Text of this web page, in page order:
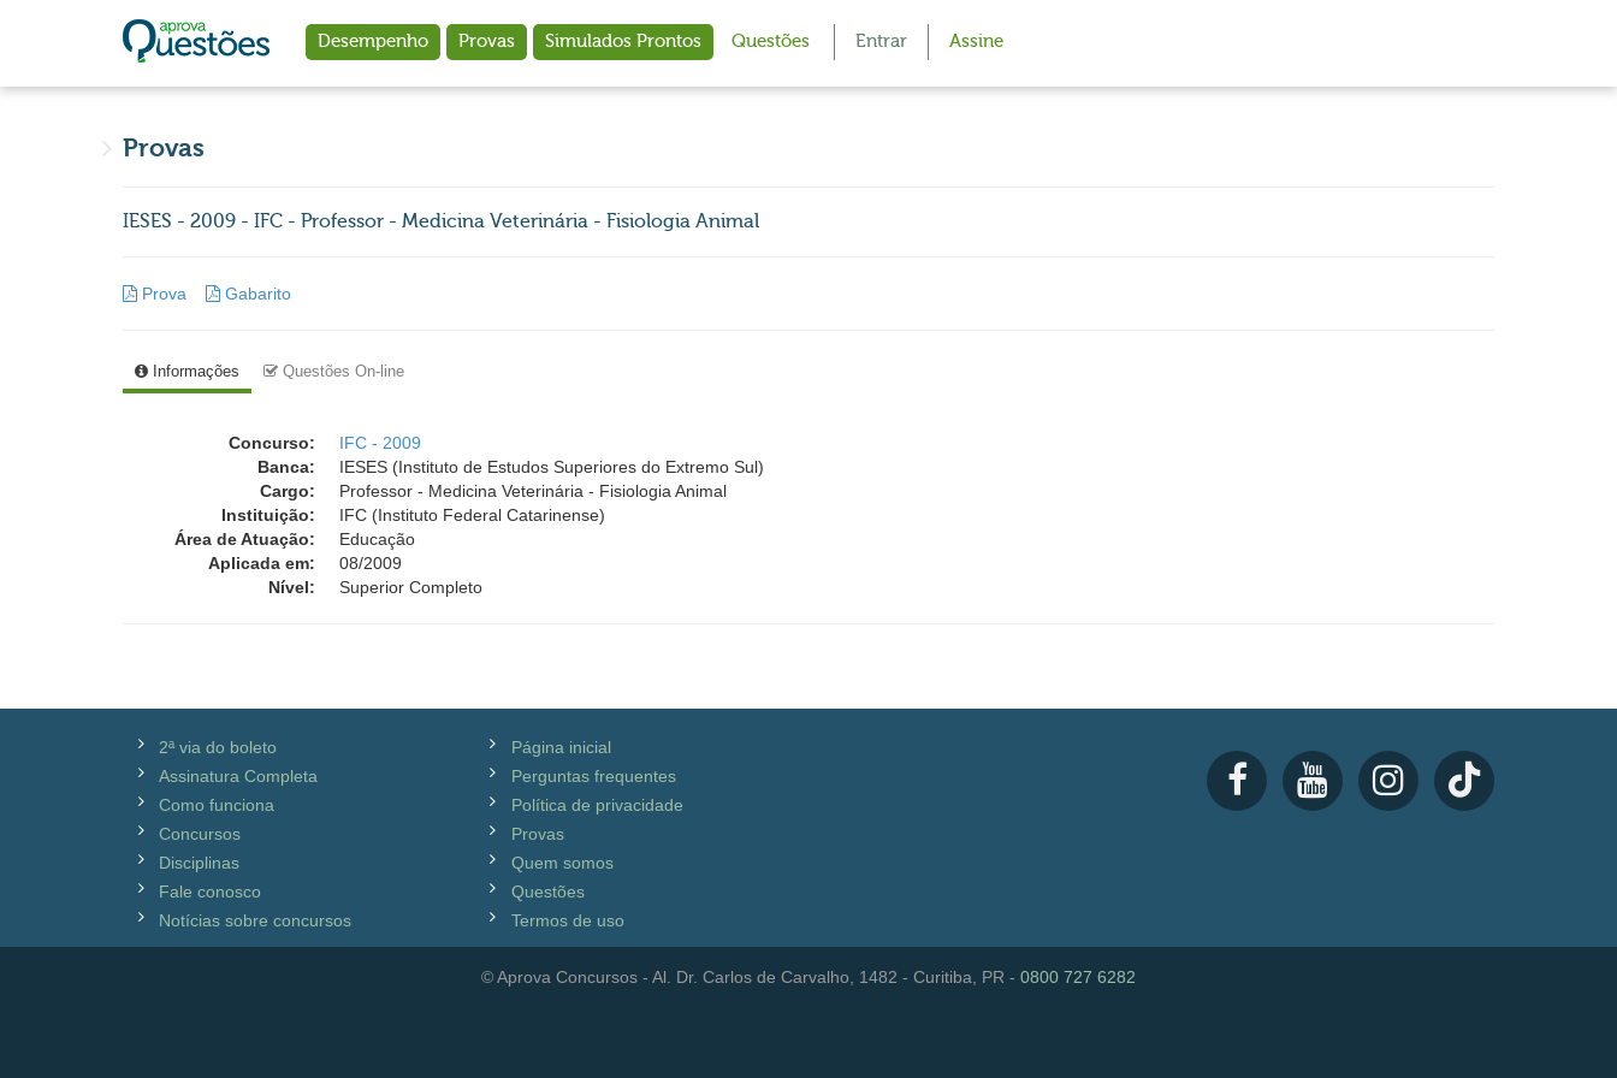
Desempenho Provas Simulados Prontos Questões Entrar Assine
Provas
IESES - 2009 - IFC - Professor - Medicina Veterinária - Fisiologia Animal
Prova Gabarito
Informações Questões On-line
Concurso:
IFC - 2009
Banca:
IESES (Instituto de Estudos Superiores do Extremo Sul)
Cargo:
Professor - Medicina Veterinária - Fisiologia Animal
Instituição:
IFC (Instituto Federal Catarinense)
Área de Atuação:
Educação
Aplicada em:
08/2009
Nível:
Superior Completo
2ª via do boleto
Assinatura Completa
Como funciona
Concursos
Disciplinas
Fale conosco
Notícias sobre concursos
Página inicial
Perguntas frequentes
Política de privacidade
Provas
Quem somos
Questões
Termos de uso
© Aprova Concursos - Al. Dr. Carlos de Carvalho, 1482 - Curitiba, PR - 0800 727 6282